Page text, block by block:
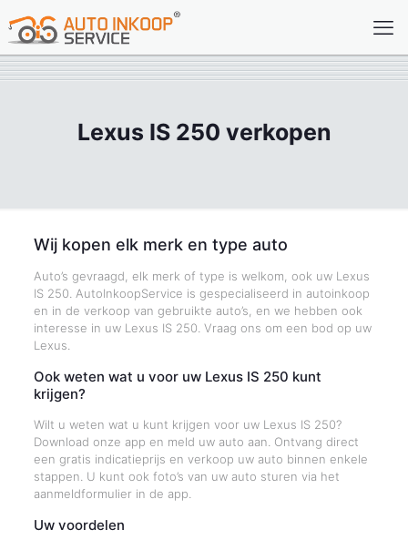
Lexus IS 250 verkopen
Wij kopen elk merk en type auto
Auto’s gevraagd, elk merk of type is welkom, ook uw Lexus
IS 250. AutoInkoopService is gespecialiseerd in autoinkoop
en in de verkoop van gebruikte auto’s, en we hebben ook
interesse in uw Lexus IS 250. Vraag ons om een bod op uw
Lexus.
Ook weten wat u voor uw Lexus IS 250 kunt
krijgen?
Wilt u weten wat u kunt krijgen voor uw Lexus IS 250?
Download onze app en meld uw auto aan. Ontvang direct
een gratis indicatieprijs en verkoop uw auto binnen enkele
stappen. U kunt ook foto’s van uw auto sturen via het
aanmeldformulier in de app.
Uw voordelen